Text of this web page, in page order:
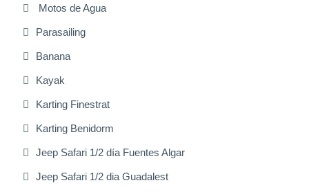
Motos de Agua
Parasailing
Banana
Kayak
Karting Finestrat
Karting Benidorm
Jeep Safari 1/2 día Fuentes Algar
Jeep Safari 1/2 dia Guadalest